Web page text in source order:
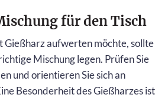
für den Tisch
Gießharz aufwerten möchte, sollte
Mischung legen. Prüfen Sie
und orientieren Sie sich an
Besonderheit des Gießharzes ist